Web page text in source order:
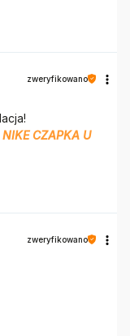
zweryfikowano
NIKE CZAPKA U
zweryfikowano